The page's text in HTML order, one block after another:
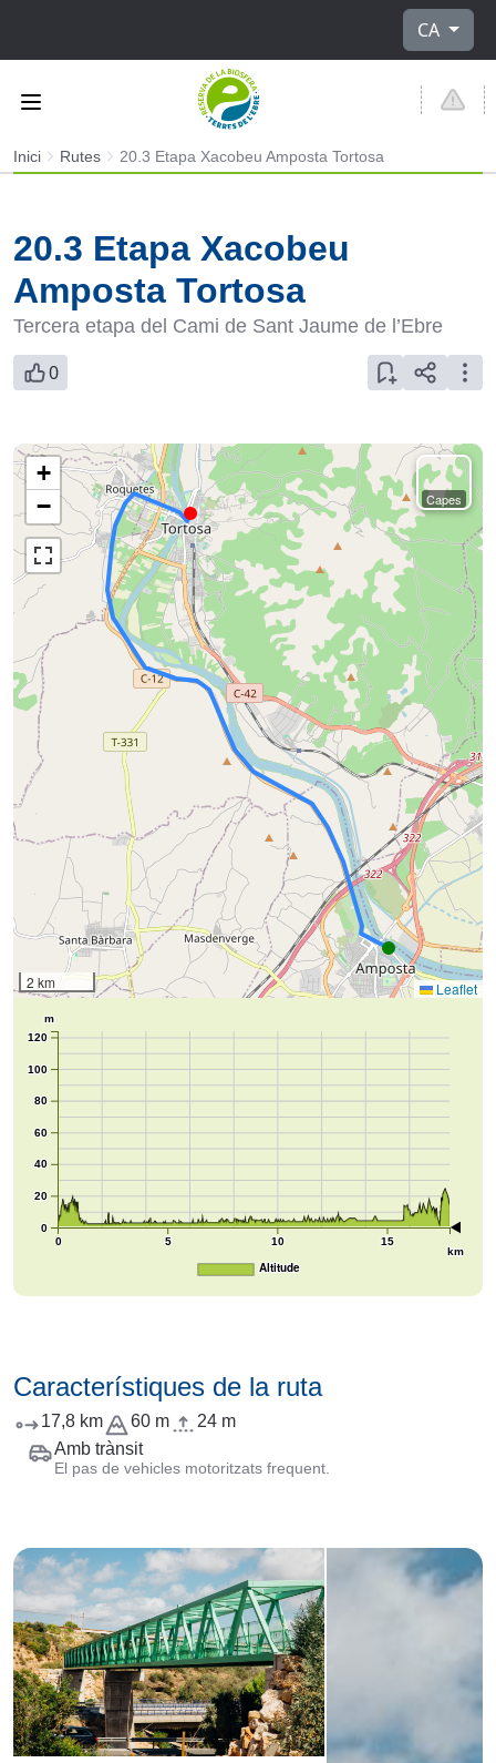
Seleccioni
CA
Inici Rutes 20.3 Etapa Xacobeu Amposta Tortosa
20.3 Etapa Xacobeu
Amposta Tortosa
Tercera etapa del Cami de Sant Jaume de l’Ebre
0
+
−
Capes
2 km Leaflet
0 5 10 15
km
0
20
40
60
80
100
120
m
Altitude
Característiques de la ruta
17,8 km 60 m
24 m
Amb trànsit
El pas de vehicles motoritzats frequent.